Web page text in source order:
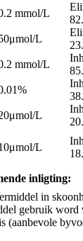
mmol/L
L
mmol/L
L
L
inligting:
in
gebruik word
(aanbevole